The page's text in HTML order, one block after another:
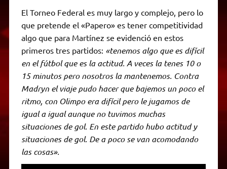
El Torneo Federal es muy largo y complejo, pero lo
que pretende el «Papero» es tener competitividad
algo que para Martínez se evidenció en estos
primeros tres partidos: «tenemos algo que es difícil
en el fútbol que es la actitud. A veces la tenes 10 o
15 minutos pero nosotros la mantenemos. Contra
Madryn el viaje pudo hacer que bajemos un poco el
ritmo, con Olimpo era difícil pero le jugamos de
igual a igual aunque no tuvimos muchas
situaciones de gol. En este partido hubo actitud y
situaciones de gol. De a poco se van acomodando
las cosas».